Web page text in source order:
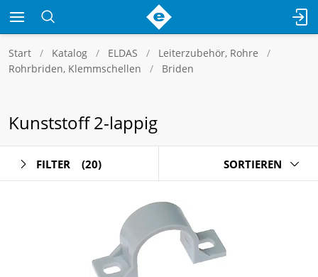
Start Katalog ELDAS
Leiterzubehör, Rohre
Rohrbriden, Klemmschellen
Briden
Kunststoff 2-lappig
FILTER (20) SORTIEREN